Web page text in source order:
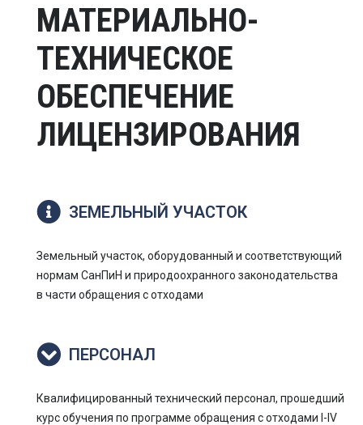
МАТЕРИАЛЬНО-
ТЕХНИЧЕСКОЕ
ОБЕСПЕЧЕНИЕ
ЛИЦЕНЗИРОВАНИЯ
ЗЕМЕЛЬНЫЙ УЧАСТОК
Земельный участок, оборудованный и соответствующий
нормам СанПиН и природоохранного законодательства
в части обращения с отходами
ПЕРСОНАЛ
Квалифицированный технический персонал, прошедший
курс обучения по программе обращения с отходами I-IV